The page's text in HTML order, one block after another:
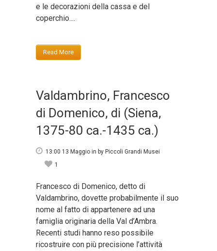
e le decorazioni della cassa e del
coperchio....
Read More
Valdambrino, Francesco
di Domenico, di (Siena,
1375-80 ca.-1435 ca.)
13:00 13 Maggio in by Piccoli Grandi Musei
1
Francesco di Domenico, detto di
Valdambrino, dovette probabilmente il suo
nome al fatto di appartenere ad una
famiglia originaria della Val d’Ambra.
Recenti studi hanno reso possibile
ricostruire con più precisione l’attività